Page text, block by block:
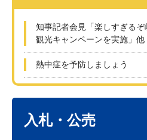
知事記者会見「楽しすぎる
観光キャンペーンを実施」他
熱中症を予防しましょう
入札・公売